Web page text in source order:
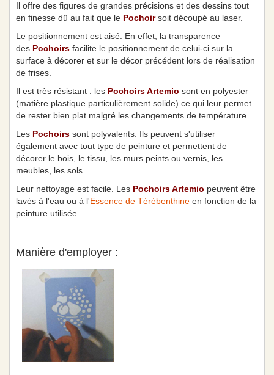
Il offre des figures de grandes précisions et des dessins tout
en finesse dû au fait que le Pochoirsoit découpé au laser.
Le positionnement est aisé. En effet, la transparence
des Pochoirs facilite le positionnement de celui-ci sur la
surface à décorer et sur le décor précédent lors de réalisation
de frises.
Il est très résistant : les Pochoirs Artemio sont en polyester
(matière plastique particulièrement solide) ce qui leur permet
de rester bien plat malgré les changements de température.
Les Pochoirs sont polyvalents. Ils peuvent s'utiliser
également avec tout type de peinture et permettent de
décorer le bois, le tissu, les murs peints ou vernis, les
meubles, les sols ...
Leur nettoyage est facile. Les Pochoirs Artemio peuvent être
lavés à l'eau ou à l'Essence de Térébenthine en fonction de la
peinture utilisée.
Manière d'employer :